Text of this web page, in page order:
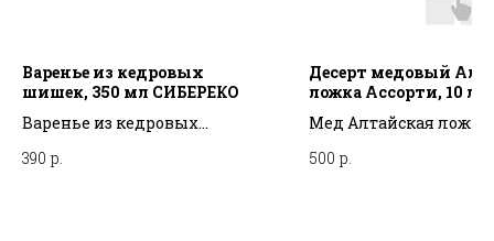
Варенье из кедровых
шишек, 350 мл СИБЕРЕКО
Варенье из кедровых
390 р.
Десерт медовый
ложка Ассорти, 10
HONEY MAGIC
Мед Алтайская ложка
MAGIC
500 р.